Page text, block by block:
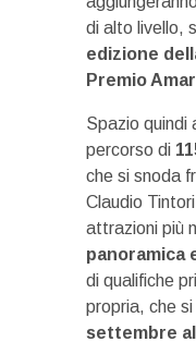
di alto livello,
edizione
Premio
Spazio quindi
percorso di
che si snoda
Claudio
attrazioni più
panoramica
di qualifiche
propria, che
settembre